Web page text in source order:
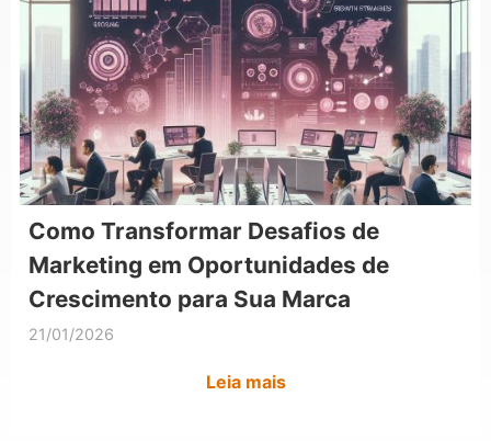
Como Transformar Desafios de
Marketing em Oportunidades de
Crescimento para Sua Marca
21/01/2026
Leia mais